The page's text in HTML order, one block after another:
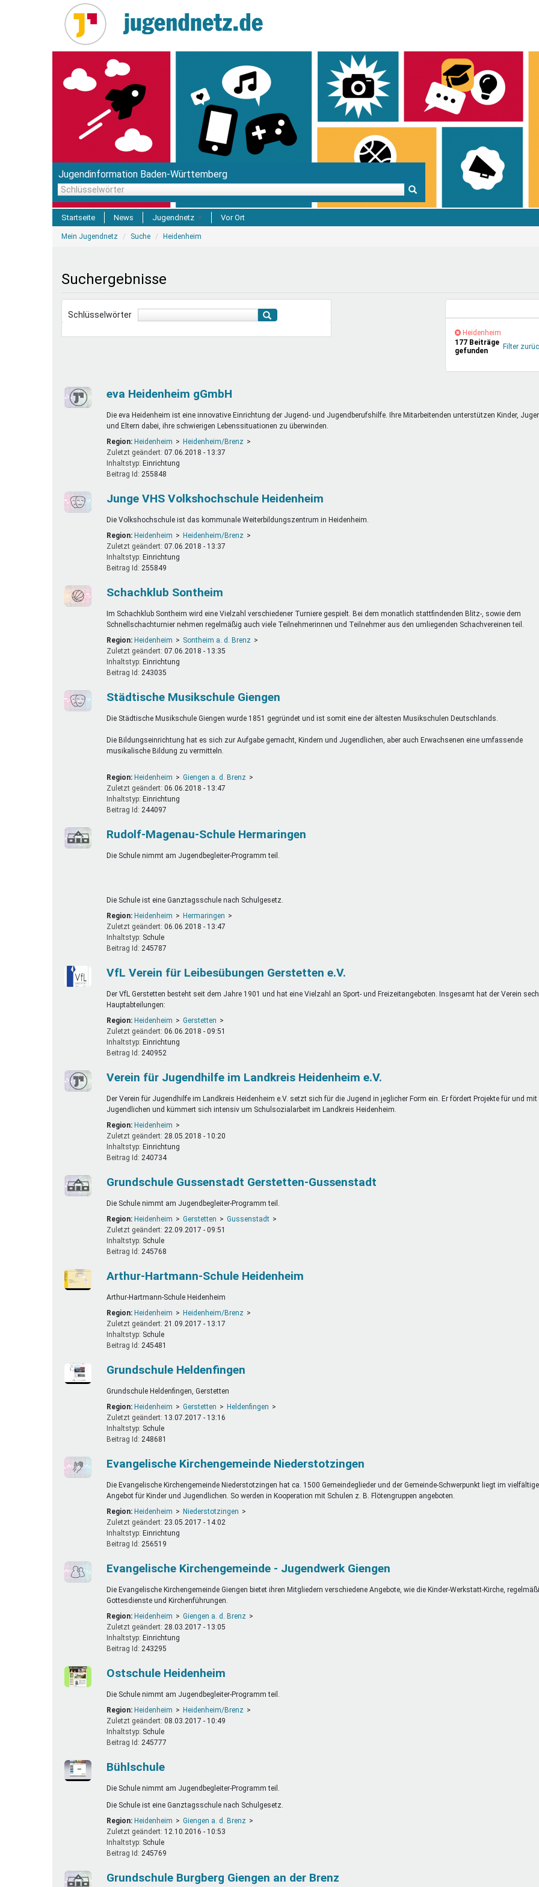
Jugendinformation Baden-Württemberg
Schlüsselwörter
Startseite News Jugendnetz
Freizeit & Reisen
Ferienfreizeiten
Umweltmentoren
Vor Ort
Sie
Mein Jugendnetz Suche Heidenheim
Suchergebnisse
(-) Heidenheim-
Filter
entfernen
Heidenheim
Filter
177 Beiträge
gefunden
Schlüsselwörter
eva Heidenheim gGmbH
Die eva Heidenheim ist eine innovative Einrichtung der Jugend- und Jugendberufshilfe. Ihre Mitarbeitenden unterstützen Kinder,
und Eltern dabei, ihre schwierigen Lebenssituationen zu überwinden.
Region: Heidenheim
Heidenheim/Brenz
Zuletzt geändert:07.06.2018 - 13:37
Inhaltstyp:
einrichtung
Beitrag Id:255848
Junge VHS Volkshochschule Heidenheim
Die Volkshochschule ist das kommunale Weiterbildungszentrum in Heidenheim.
Region: Heidenheim
Heidenheim/Brenz
Zuletzt geändert:07.06.2018 - 13:37
Inhaltstyp:
einrichtung
Beitrag Id:255849
Schachklub Sontheim
Im Schachklub Sontheim wird eine Vielzahl verschiedener Turniere gespielt. Bei dem monatlich stattfindenden Blitz-, sowie dem
Schnellschachturnier nehmen regelmäßig auch viele Teilnehmerinnen und Teilnehmer aus den umliegenden Schachvereinen teil.
Region: Heidenheim
Sontheim a. d. Brenz
Zuletzt geändert:07.06.2018 - 13:35
Inhaltstyp:
einrichtung
Beitrag Id:243035
Städtische Musikschule Giengen
Die Städtische Musikschule Giengen wurde 1851 gegründet und ist somit eine der ältesten Musikschulen Deutschlands.
Die Bildungseinrichtung hat es sich zur Aufgabe gemacht, Kindern und Jugendlichen, aber auch Erwachsenen eine umfassende
musikalische Bildung zu vermitteln.
Region: Heidenheim
Giengen a. d. Brenz
Zuletzt geändert:06.06.2018 - 13:47
Inhaltstyp:
einrichtung
Beitrag Id:244097
Rudolf-Magenau-Schule Hermaringen
Die Schule nimmt am Jugendbegleiter-Programm teil.
Die Schule ist eine Ganztagsschule nach Schulgesetz.
Region: Heidenheim
Hermaringen
Zuletzt geändert:06.06.2018 - 13:47
Inhaltstyp:
schule
Beitrag Id:245787
VfL Verein für Leibesübungen Gerstetten e.V.
Der VfL Gerstetten besteht seit dem Jahre 1901 und hat eine Vielzahl an Sport- und Freizeitangeboten. Insgesamt hat der Verein
Hauptabteilungen:
Region: Heidenheim
Gerstetten
Zuletzt geändert:06.06.2018 - 09:51
Inhaltstyp:
einrichtung
Beitrag Id:240952
Verein für Jugendhilfe im Landkreis Heidenheim e.V.
Der Verein für Jugendhilfe im Landkreis Heidenheim e.V. setzt sich für die Jugend in jeglicher Form ein. Er fördert Projekte für und mit
Jugendlichen und kümmert sich intensiv um Schulsozialarbeit im Landkreis Heidenheim.
Region: Heidenheim
Zuletzt geändert:28.05.2018 - 10:20
Inhaltstyp:
einrichtung
Beitrag Id:240734
Grundschule Gussenstadt Gerstetten-Gussenstadt
Die Schule nimmt am Jugendbegleiter-Programm teil.
Region: Heidenheim Gerstetten
Gussenstadt
Zuletzt geändert:22.09.2017 - 09:51
Inhaltstyp:
schule
Beitrag Id:245768
Arthur-Hartmann-Schule Heidenheim
Arthur-Hartmann-Schule Heidenheim
Region: Heidenheim
Heidenheim/Brenz
Zuletzt geändert:21.09.2017 - 13:17
Inhaltstyp:
schule
Beitrag Id:245481
Grundschule Heldenfingen
Grundschule Heldenfingen, Gerstetten
Region: Heidenheim Gerstetten
Heldenfingen
Zuletzt geändert: 13.07.2017 - 13:16
Inhaltstyp:
schule
Beitrag Id:248681
Evangelische Kirchengemeinde Niederstotzingen
Die Evangelische Kirchengemeinde Niederstotzingen hat ca. 1500 Gemeindeglieder und der Gemeinde-Schwerpunkt liegt im
Angebot für Kinder und Jugendlichen. So werden in Kooperation mit Schulen z. B. Flötengruppen angeboten.
Region: Heidenheim
Niederstotzingen
Zuletzt geändert:23.05.2017 - 14:02
Inhaltstyp:
einrichtung
Beitrag Id:256519
Evangelische Kirchengemeinde - Jugendwerk Giengen
Die Evangelische Kirchengemeinde Giengen bietet ihren Mitgliedern verschiedene Angebote, wie die Kinder-Werkstatt-Kirche,
Gottesdienste und Kirchenführungen.
Region: Heidenheim
Giengen a. d. Brenz
Zuletzt geändert:28.03.2017 - 13:05
Inhaltstyp:
einrichtung
Beitrag Id:243295
Ostschule Heidenheim
Die Schule nimmt am Jugendbegleiter-Programm teil.
Region: Heidenheim
Heidenheim/Brenz
Zuletzt geändert:08.03.2017 - 10:49
Inhaltstyp:
schule
Beitrag Id:245777
Bühlschule
Die Schule nimmt am Jugendbegleiter-Programm teil.
Die Schule ist eine Ganztagsschule nach Schulgesetz.
Region: Heidenheim
Giengen a. d. Brenz
Zuletzt geändert: 12.10.2016 - 10:53
Inhaltstyp:
schule
Beitrag Id:245769
Grundschule Burgberg Giengen an der Brenz